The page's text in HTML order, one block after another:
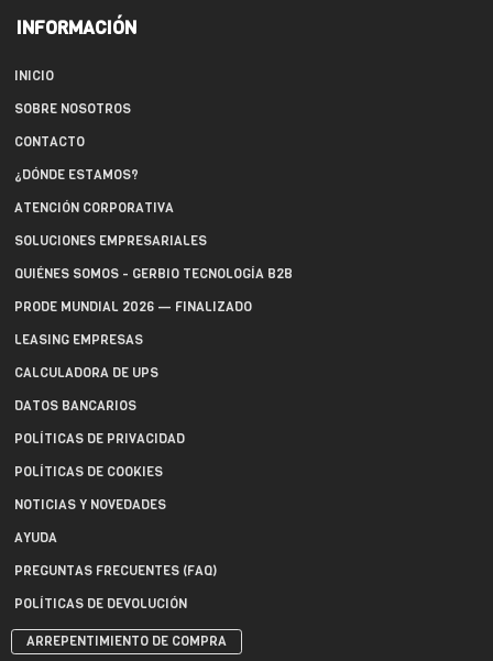
INFORMACIÓN
INICIO
SOBRE NOSOTROS
CONTACTO
¿DÓNDE ESTAMOS?
ATENCIÓN CORPORATIVA
SOLUCIONES EMPRESARIALES
QUIÉNES SOMOS - GERBIO TECNOLOGÍA B2B
PRODE MUNDIAL 2026 — FINALIZADO
LEASING EMPRESAS
CALCULADORA DE UPS
DATOS BANCARIOS
POLÍTICAS DE PRIVACIDAD
POLÍTICAS DE COOKIES
NOTICIAS Y NOVEDADES
AYUDA
PREGUNTAS FRECUENTES (FAQ)
POLÍTICAS DE DEVOLUCIÓN
ARREPENTIMIENTO DE COMPRA